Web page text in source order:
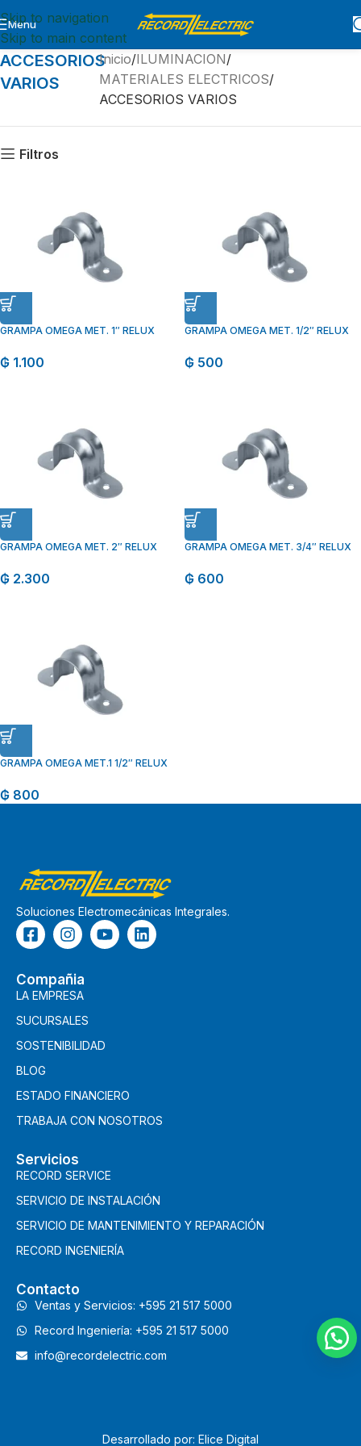
Skip to navigation
Skip to main content
Menu
ACCESORIOS
VARIOS
Inicio ILUMINACION
MATERIALES ELECTRICOS
ACCESORIOS VARIOS
Filtros
GRAMPA OMEGA MET. 1″ RELUX
₲ 1.100
GRAMPA OMEGA MET. 1/2″ RELUX
₲ 500
GRAMPA OMEGA MET. 2″ RELUX
₲ 2.300
GRAMPA OMEGA MET. 3/4″ RELUX
₲ 600
GRAMPA OMEGA MET.1 1/2″ RELUX
₲ 800
Soluciones Electromecánicas Integrales.
Compañia
LA EMPRESA
SUCURSALES
SOSTENIBILIDAD
BLOG
ESTADO FINANCIERO
TRABAJA CON NOSOTROS
Servicios
RECORD SERVICE
SERVICIO DE INSTALACIÓN
SERVICIO DE MANTENIMIENTO Y REPARACIÓN
RECORD INGENIERÍA
Contacto
Ventas y Servicios: +595 21 517 5000
Record Ingeniería: +595 21 517 5000
info@recordelectric.com
Desarrollado por: Elice Digital